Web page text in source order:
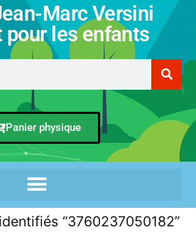
Marc Versini
pour les enfants
Panier physique
“3760237050182”